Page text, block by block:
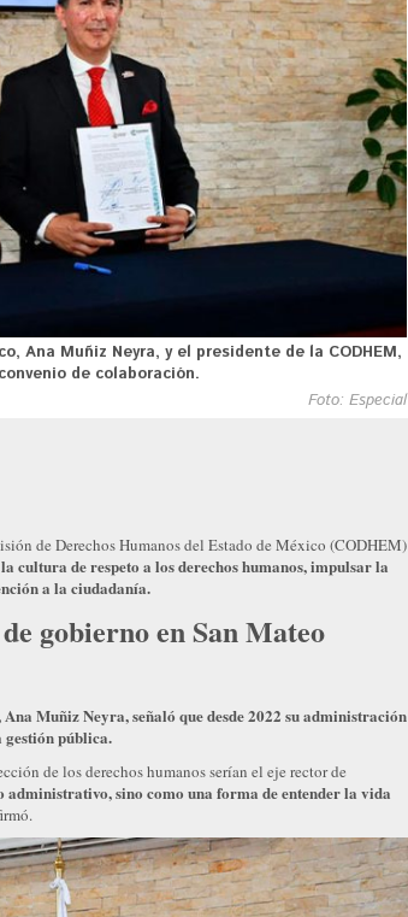
Ana Muñiz Neyra, y el presidente de la CODHEM,
de colaboración.
Foto: Especial
de Derechos Humanos del Estado de México (CODHEM)
cultura de respeto a los derechos humanos, impulsar la
a la ciudadanía.
gobierno en San Mateo
Muñiz Neyra, señaló que desde 2022 su administración
gestión pública.
de los derechos humanos serían el eje rector de
administrativo, sino como una forma de entender la vida